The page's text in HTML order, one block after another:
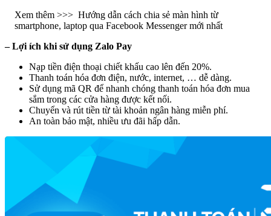
Xem thêm >>> Hướng dẫn cách chia sẻ màn hình từ
smartphone, laptop qua Facebook Messenger mới nhất
– Lợi ích khi sử dụng Zalo Pay
Nạp tiền điện thoại chiết khấu cao lên đến 20%.
Thanh toán hóa đơn điện, nước, internet, … dễ dàng.
Sử dụng mã QR để nhanh chóng thanh toán hóa đơn mua
sắm trong các cửa hàng được kết nối.
Chuyển và rút tiền từ tài khoản ngân hàng miễn phí.
An toàn bảo mật, nhiều ưu đãi hấp dẫn.